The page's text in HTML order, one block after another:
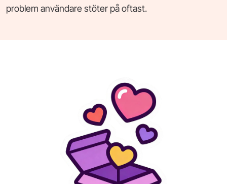
problem användare stöter på oftast.